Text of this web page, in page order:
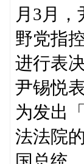
月3月
野党指
进行表
尹锡悦
为发出
法法院